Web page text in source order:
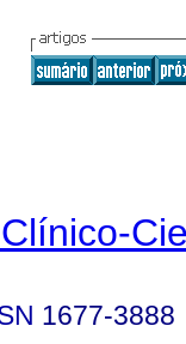
1677-3888